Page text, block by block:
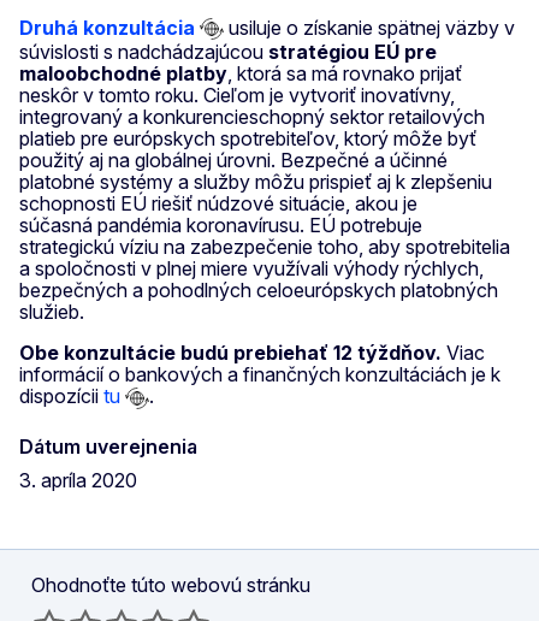
Druhá konzultácia
usiluje o získanie spätnej väzby v
súvislosti s nadchádzajúcou stratégiou EÚ pre
maloobchodné platby, ktorá sa má rovnako prijať
neskôr v tomto roku. Cieľom je vytvoriť inovatívny,
integrovaný a konkurencieschopný sektor retailových
platieb pre európskych spotrebiteľov, ktorý môže byť
použitý aj na globálnej úrovni. Bezpečné a účinné
platobné systémy a služby môžu prispieť aj k zlepšeniu
schopnosti EÚ riešiť núdzové situácie, akou je
súčasná pandémia koronavírusu. EÚ potrebuje
strategickú víziu na zabezpečenie toho, aby spotrebitelia
a spoločnosti v plnej miere využívali výhody rýchlych,
bezpečných a pohodlných celoeurópskych platobných
služieb.
Obe konzultácie budú prebiehať 12 týždňov. Viac
informácií o bankových a finančných konzultáciách je k
dispozícii tu .
Dátum uverejnenia
3. apríla 2020
Ohodnoťte túto webovú stránku